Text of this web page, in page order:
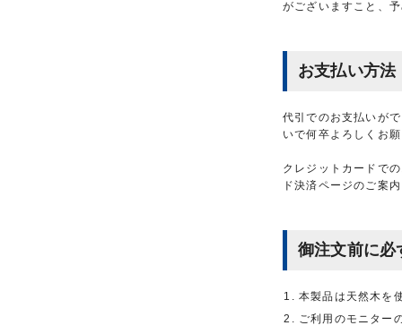
がございますこと、
お支払い方法
代引でのお支払いが
いで何卒よろしくお
クレジットカードで
ド決済ページのご案
御注文前に必
本製品は天然木を
ご利用のモニター